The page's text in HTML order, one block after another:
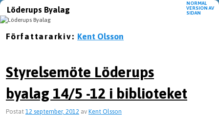
Löderups Byalag
NORMAL
VERSION AV
SIDAN
Författararkiv: Kent Olsson
Styrelsemöte Löderups
byalag 14/5 -12 i biblioteket
Postat 12 september, 2012 av Kent Olsson